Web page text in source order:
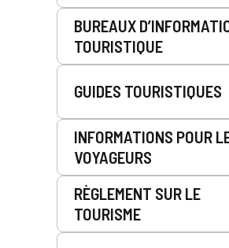
BUREAUX
TOURISTIQUE
GUIDES TOURISTIQUES
INFORMATIONS POUR
VOYAGEURS
RÈGLEMENT SUR LE
TOURISME